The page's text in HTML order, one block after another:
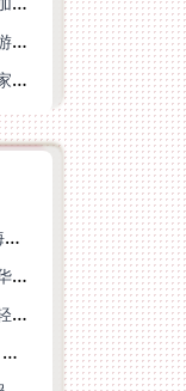
比利时怎么玩倩女幽魂？海外党国服游戏加速避坑指南（附实测推荐）
在欧洲怎么玩穿越火线不卡顿？老玩家亲测有效的加速器选择指南
在巴西打不开海通证券怎么办？3个海外生活痛点的统一解决方案
缅甸怎么打不开顺丰同城急送？海外华人必备的回国加速指南（附B站会员游戏解决方案）
海外党必看：破解Bilibili地域限制，轻松追剧听歌还能流畅理财的实用指南
在加拿大用蜻蜓FM地区限制怎么办？海外党亲测有效的回国加速方案